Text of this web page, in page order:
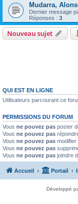
Mudarra,
Dernier message
Réponses : 3
Nouveau sujet
QUI EST EN LIGNE
Utilisateurs parcourant ce
PERMISSIONS DU FORUM
Vous ne pouvez pas poster
Vous ne pouvez pas
Vous ne pouvez pas
Vous ne pouvez pas
Vous ne pouvez pas joindre
Accueil Portail
Développé